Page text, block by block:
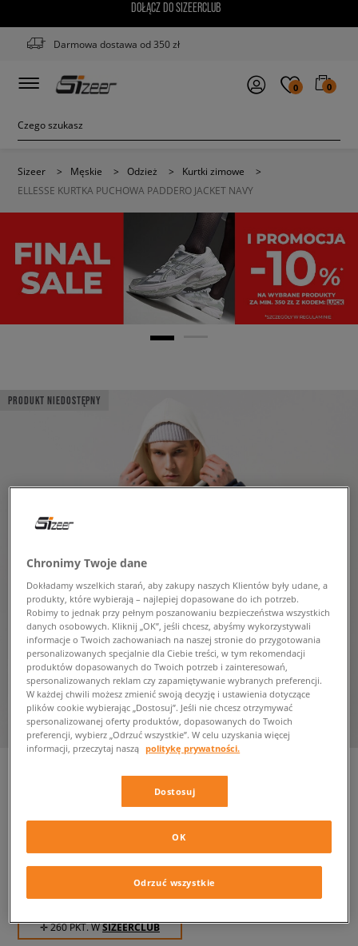
DOŁĄCZ DO SIZEERCLUB
Darmowa dostawa od 350 zł
0 0
Sizeer > Męskie > Odzież > Kurtki zimowe
>
ELLESSE KURTKA PUCHOWA PADDERO JACKET NAVY
PRODUKT NIEDOSTĘPNY
ELLESSE KURTKA PUCHOWA
PADDERO JACKET NAVY
259,99 zł
✛ 260 PKT. WSIZEERCLUB
Chronimy Twoje dane
Dokładamy wszelkich starań, aby zakupy naszych Klientów były udane, a
produkty, które wybierają – najlepiej dopasowane do ich potrzeb.
Robimy to jednak przy pełnym poszanowaniu bezpieczeństwa wszystkich
danych osobowych. Kliknij „OK”, jeśli chcesz, abyśmy wykorzystywali
informacje o Twoich zachowaniach na naszej stronie do przygotowania
personalizowanych specjalnie dla Ciebie treści, w tym rekomendacji
produktów dopasowanych do Twoich potrzeb i zainteresowań,
spersonalizowanych reklam czy zapamiętywanie wybranych preferencji.
W każdej chwili możesz zmienić swoją decyzję i ustawienia dotyczące
plików cookie wybierając „Dostosuj”. Jeśli nie chcesz otrzymywać
spersonalizowanej oferty produktów, dopasowanych do Twoich
preferencji, wybierz „Odrzuć wszystkie”. W celu uzyskania więcej
informacji, przeczytaj naszą politykę prywatności.
Dostosuj
Odrzuć wszystkie
OK